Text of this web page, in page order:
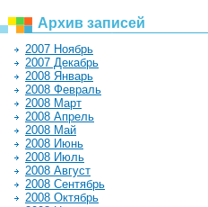
Архив записей
2007 Ноябрь
2007 Декабрь
2008 Январь
2008 Февраль
2008 Март
2008 Апрель
2008 Май
2008 Июнь
2008 Июль
2008 Август
2008 Сентябрь
2008 Октябрь